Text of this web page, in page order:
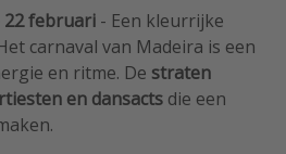
22 februari - Een kleurrijke
carnaval van Madeira is een
en ritme. De straten
en dansacts die een